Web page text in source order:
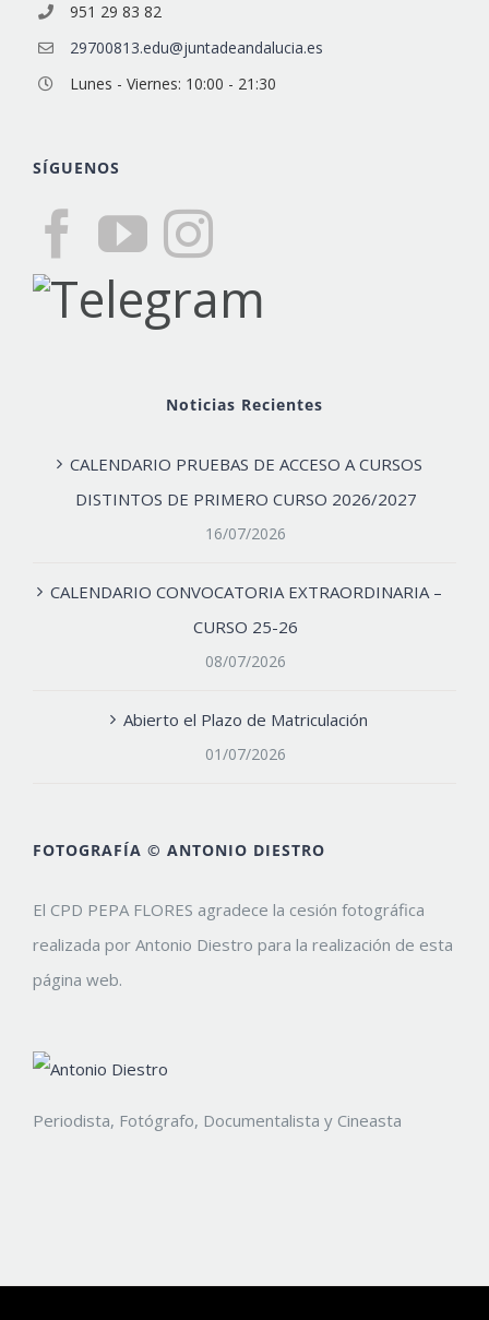
951 29 83 82
29700813.edu@juntadeandalucia.es
Lunes - Viernes: 10:00 - 21:30
SÍGUENOS
Noticias Recientes
CALENDARIO PRUEBAS DE ACCESO A CURSOS
DISTINTOS DE PRIMERO CURSO 2026/2027
16/07/2026
CALENDARIO CONVOCATORIA EXTRAORDINARIA –
CURSO 25-26
08/07/2026
Abierto el Plazo de Matriculación
01/07/2026
FOTOGRAFÍA © ANTONIO DIESTRO
El CPD PEPA FLORES agradece la cesión fotográfica
realizada por Antonio Diestro para la realización de esta
página web.
Periodista, Fotógrafo, Documentalista y Cineasta